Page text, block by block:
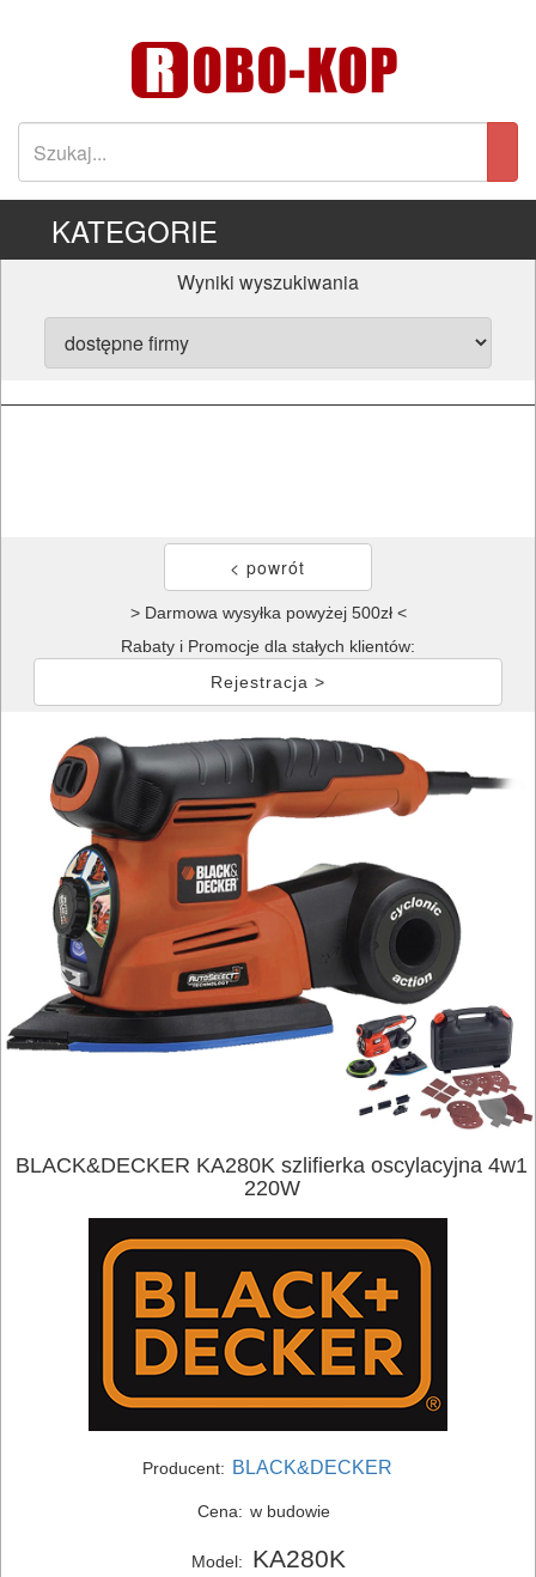
KATEGORIE
Wyniki wyszukiwania
> Darmowa wysyłka powyżej 500zł <
Rabaty i Promocje dla stałych klientów:
Rejestracja >
BLACK&DECKER KA280K szlifierka oscylacyjna 4w1
220W
Producent: BLACK&DECKER
Cena: w budowie
Model: KA280K